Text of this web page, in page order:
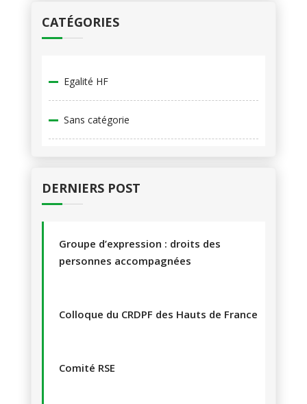
CATÉGORIES
Egalité HF
Sans catégorie
DERNIERS POST
Groupe d’expression : droits des
personnes accompagnées
Colloque du CRDPF des Hauts de France
Comité RSE